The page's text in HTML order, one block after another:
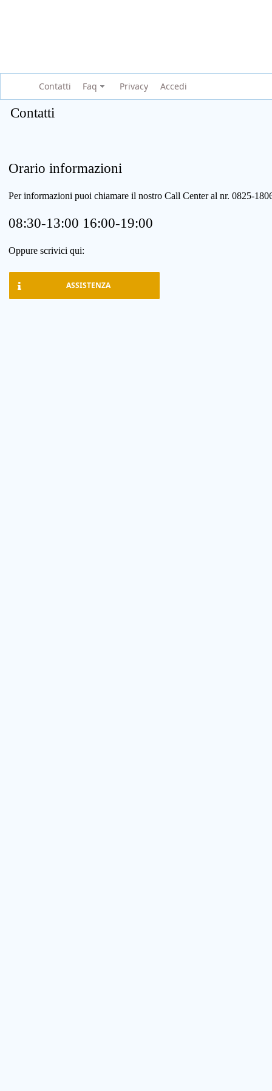
Contatti Faq Privacy Accedi
Contatti
Orario informazioni
Per informazioni puoi chiamare il nostro Call Center al nr. 0825-
08:30-13:00 16:00-19:00
Oppure scrivici qui:
ASSISTENZA